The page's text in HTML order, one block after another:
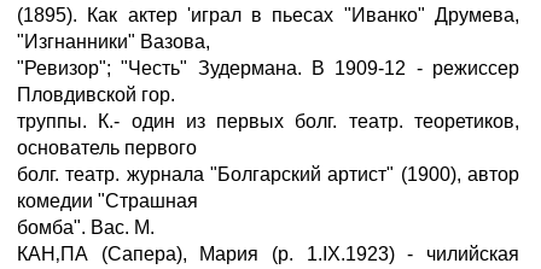
(1895). Как актер 'играл в пьесах "Иванко" Друмева,
"Изгнанники" Вазова,
"Ревизор"; "Честь" Зудермана. В 1909-12 - режиссер
Пловдивской гор.
труппы. К.- один из первых болг. театр. теоретиков,
основатель первого
болг. театр. журнала "Болгарский артист" (1900), автор
комедии "Страшная
бомба". Вас. М.
КАН‚ПА (Сапера), Мария (р. 1.IX.1923) - чилийская